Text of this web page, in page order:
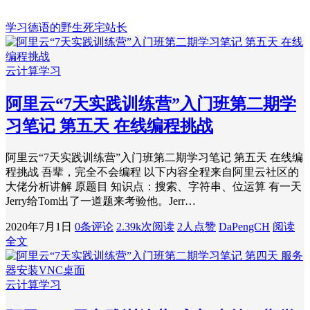
学习德语的野生死宅站长
云计算学习
阿里云“7天实践训练营”入门班第二期学
习笔记 第五天 在线编程挑战
阿里云“7天实践训练营”入门班第二期学习笔记 第五天 在线编
程挑战 吾辈，完全不会编程 以下内容全程来自阿里云社区的
大佬分析讲解 原题目 知识点：搜索、字符串、位运算 有一天
Jerry给Tom出了一道题来考验他。Jerr…
2020年7月1日 0条评论 2.39k次阅读 2人点赞 DaPengCH 阅读
全文
云计算学习